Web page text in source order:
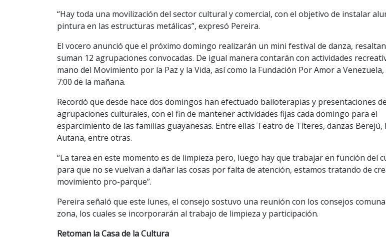
“Hay toda una movilización del sector cultural y comercial, con el objetivo de instalar
pintura en las estructuras metálicas”, expresó Pereira.
El vocero anunció que el próximo domingo realizarán un mini festival de danza,
suman 12 agrupaciones convocadas. De igual manera contarán con actividades
mano del Movimiento por la Paz y la Vida, así como la Fundación Por Amor a Venezuela,
7:00 de la mañana.
Recordó que desde hace dos domingos han efectuado bailoterapias y presentaciones de
agrupaciones culturales, con el fin de mantener actividades fijas cada domingo para el
esparcimiento de las familias guayanesas. Entre ellas Teatro de Títeres, danzas Berejú,
Autana, entre otras.
“La tarea en este momento es de limpieza pero, luego hay que trabajar en función del
para que no se vuelvan a dañar las cosas por falta de atención, estamos tratando de
movimiento pro-parque”.
Pereira señaló que este lunes, el consejo sostuvo una reunión con los consejos
zona, los cuales se incorporarán al trabajo de limpieza y participación.
Retoman la Casa de la Cultura